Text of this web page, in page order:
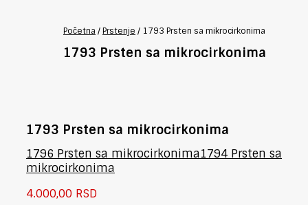
Početna /Prstenje / 1793 Prsten sa mikrocirkonima
1793 Prsten sa mikrocirkonima
1793 Prsten sa mikrocirkonima
1796 Prsten sa mikrocirkonima1794 Prsten sa
mikrocirkonima
4.000,00 RSD